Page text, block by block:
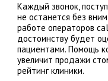
Каждый звонок,
не останется без
работе операторов
достоинству будет
пациентами. Помощь
увеличит продажи
рейтинг клиники.